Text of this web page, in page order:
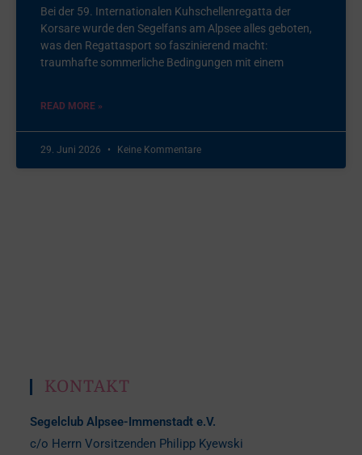
Bei der 59. Internationalen Kuhschellenregatta der
Korsare wurde den Segelfans am Alpsee alles geboten,
was den Regattasport so faszinierend macht:
traumhafte sommerliche Bedingungen mit einem
READ MORE »
29. Juni 2026 Keine Kommentare
KONTAKT
Segelclub Alpsee-Immenstadt e.V.
c/o Herrn Vorsitzenden Philipp Kyewski